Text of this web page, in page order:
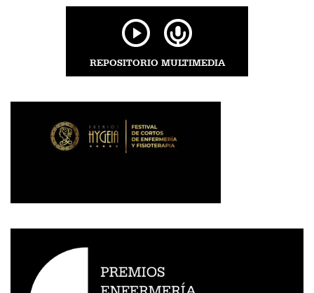
REPOSITORIO MULTIMEDIA